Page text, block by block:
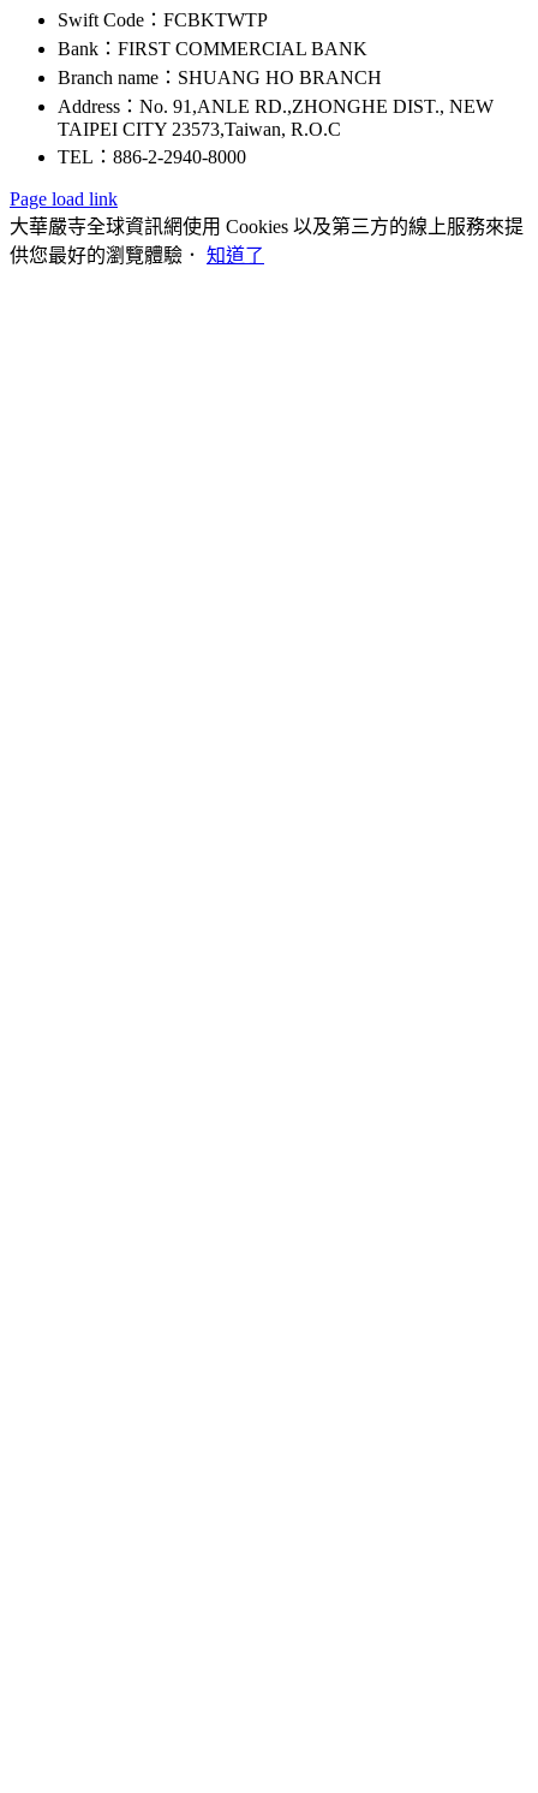
Swift Code：FCBKTWTP
Bank：FIRST COMMERCIAL BANK
Branch name：SHUANG HO BRANCH
Address：No. 91,ANLE RD.,ZHONGHE DIST., NEW
TAIPEI CITY 23573,Taiwan, R.O.C
TEL：886-2-2940-8000
Page load link
大華嚴寺全球資訊網使用 Cookies 以及第三方的線上服務來提
供您最好的瀏覽體驗． 知道了